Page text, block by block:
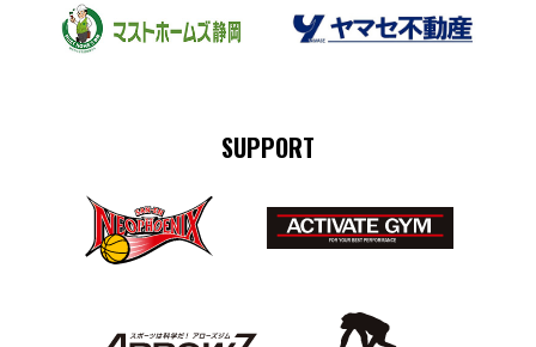
SUPPORT